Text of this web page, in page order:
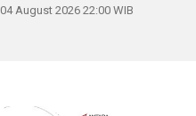
04 August 2026 22:00 WIB